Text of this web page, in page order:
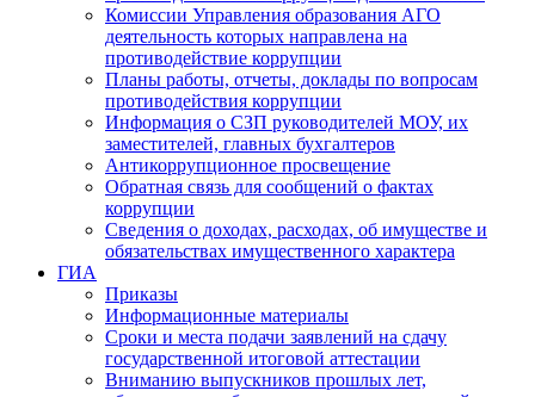
Комиссии Управления образования АГО
деятельность которых направлена на
противодействие коррупции
Планы работы, отчеты, доклады по вопросам
противодействия коррупции
Информация о СЗП руководителей МОУ, их
заместителей, главных бухгалтеров
Антикоррупционное просвещение
Обратная связь для сообщений о фактах
коррупции
Сведения о доходах, расходах, об имуществе и
обязательствах имущественного характера
ГИА
Приказы
Информационные материалы
Сроки и места подачи заявлений на сдачу
государственной итоговой аттестации
Вниманию выпускников прошлых лет,